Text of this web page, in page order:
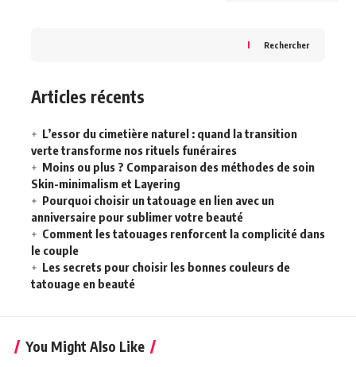
Rechercher
Articles récents
L’essor du cimetière naturel : quand la transition
verte transforme nos rituels funéraires
Moins ou plus ? Comparaison des méthodes de soin
Skin-minimalism et Layering
Pourquoi choisir un tatouage en lien avec un
anniversaire pour sublimer votre beauté
Comment les tatouages renforcent la complicité dans
le couple
Les secrets pour choisir les bonnes couleurs de
tatouage en beauté
You Might Also Like